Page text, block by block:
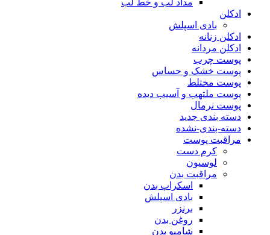
مداد لب و خط لب
ادکلن
بادی اسپلش
ادکلن زنانه
ادکلن مردانه
پوست چرب
پوست خشک و حساس
پوست مختلط
پوست ملتهب و آسیب دیده
پوست نرمال
دسته بندی جدید
دسته-بندی-نشده
مراقبت پوست
کرم دست
لوسیون
مراقبت بدن
اسکراپ بدن
بادی اسپلش
برنزر
روغن بدن
شامپو بدن